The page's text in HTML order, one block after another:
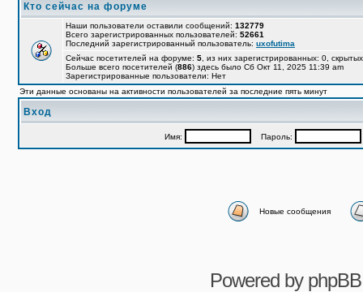
Кто сейчас на форуме
Наши пользователи оставили сообщений: 132779
Всего зарегистрированных пользователей: 52661
Последний зарегистрированный пользователь: uxofutima
Сейчас посетителей на форуме: 5 , из них зарегистрированных: 0,
Больше всего посетителей (886) здесь было Сб Окт 11, 2025 11:39 am
Зарегистрированные пользователи: Нет
Эти данные основаны на активности пользователей за последние пять минут
Вход
Имя: Пароль:
Новые сообщения
Powered by phpBB